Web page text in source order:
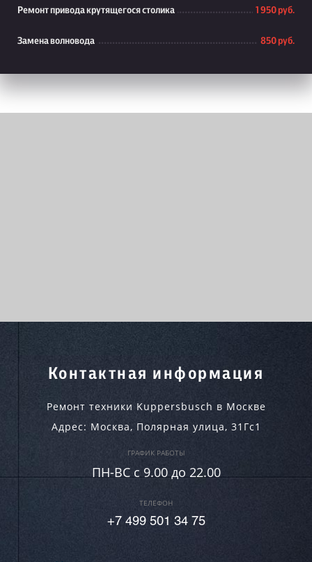
Ремонт привода крутящегося столика 1 950 руб.
Замена волновода 850 руб.
Контактная информация
Ремонт техники Kuppersbusch в Москве
Адрес: Москва, Полярная улица, 31Гс1
ГРАФИК РАБОТЫ
ПН-ВC c 9.00 до 22.00
ТЕЛЕФОН
+7 499 501 34 75